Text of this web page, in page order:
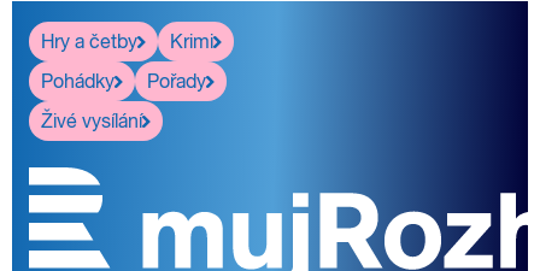
Hry a četby
Krimi
Pohádky
Pořady
Živé vysílání